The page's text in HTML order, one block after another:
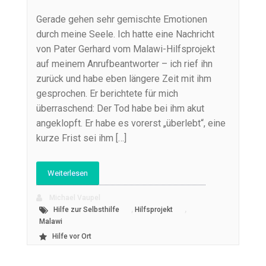
Gerade gehen sehr gemischte Emotionen
durch meine Seele. Ich hatte eine Nachricht
von Pater Gerhard vom Malawi-Hilfsprojekt
auf meinem Anrufbeantworter – ich rief ihn
zurück und habe eben längere Zeit mit ihm
gesprochen. Er berichtete für mich
überraschend: Der Tod habe bei ihm akut
angeklopft. Er habe es vorerst „überlebt“, eine
kurze Frist sei ihm […]
Weiterlesen
Hilfe zur Selbsthilfe
Hilfsprojekt
Malawi
Hilfe vor Ort